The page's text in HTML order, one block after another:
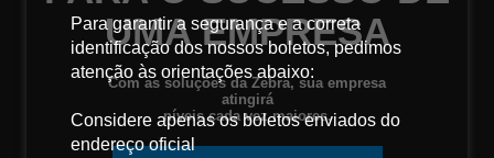
Para garantir a segurança e a correta
identificação dos nossos boletos, pedimos
atenção às orientações abaixo:
Considere apenas os boletos enviados do
endereço oficial
UMA EMPRESA
Com as soluções da Zebra, sua empresa
atingirá
níveis cada vez maiores.